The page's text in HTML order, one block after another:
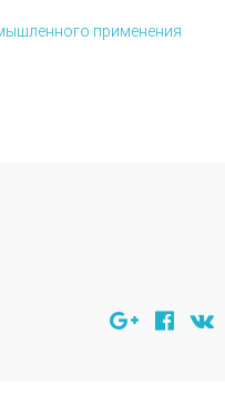
применения